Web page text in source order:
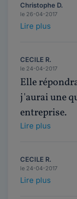
Christophe D.
le 26-04-2017
Lire plus
CECILE R.
le 24-04-2017
Elle
j'aurai une
entreprise.
Lire plus
CECILE R.
le 24-04-2017
Lire plus